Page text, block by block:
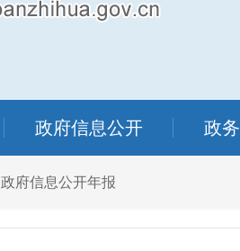
政府信息公开 政
政府信息公开年报